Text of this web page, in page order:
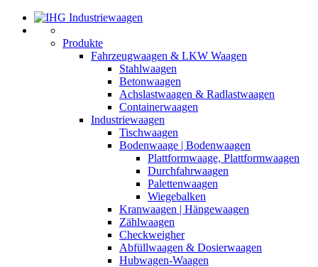
Produkte
Fahrzeugwaagen & LKW Waagen
Stahlwaagen
Betonwaagen
Achslastwaagen & Radlastwaagen
Containerwaagen
Industriewaagen
Tischwaagen
Bodenwaage | Bodenwaagen
Plattformwaage, Plattformwaagen
Durchfahrwaagen
Palettenwaagen
Wiegebalken
Kranwaagen | Hängewaagen
Zählwaagen
Checkweigher
Abfüllwaagen & Dosierwaagen
Hubwagen-Waagen